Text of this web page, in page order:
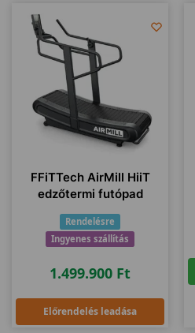
FFiTTech AirMill HiiT
edzőtermi futópad
Rendelésre
Ingyenes szállítás
1.499.900 Ft
Előrendelés leadása